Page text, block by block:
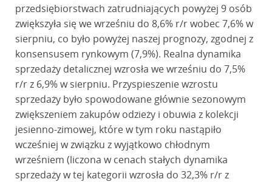
przedsiębiorstwach zatrudniających powyżej 9 osób
zwiększyła się we wrześniu do 8,6% r/r wobec 7,6% w
sierpniu, co było powyżej naszej prognozy, zgodnej z
konsensusem rynkowym (7,9%). Realna dynamika
sprzedaży detalicznej wzrosła we wrześniu do 7,5%
r/r z 6,9% w sierpniu. Przyspieszenie wzrostu
sprzedaży było spowodowane głównie sezonowym
zwiększeniem zakupów odzieży i obuwia z kolekcji
jesienno-zimowej, które w tym roku nastąpiło
wcześniej w związku z wyjątkowo chłodnym
wrześniem (liczona w cenach stałych dynamika
sprzedaży w tej kategorii wzrosła do 32,3% r/r z